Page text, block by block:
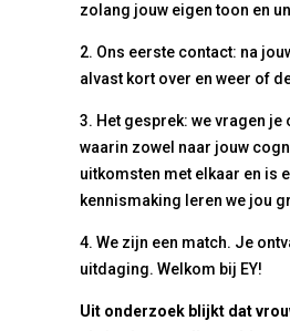
zolang jouw eigen toon en
2. Ons eerste contact: na
alvast kort over en weer of
3. Het gesprek: we vragen
waarin zowel naar jouw
uitkomsten met elkaar en is
kennismaking leren we jou
4. We zijn een match. Je
uitdaging. Welkom bij EY!
Uit onderzoek blijkt dat